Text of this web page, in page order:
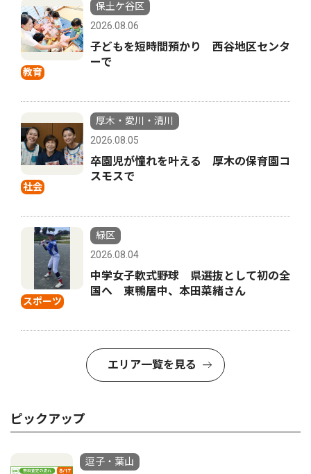
教育
保土ケ谷区
2026.08.06
子どもを短時間預かり 西谷地区センタ
ーで
社会
厚木・愛川・清川
2026.08.05
卒園児が憧れを叶える 厚木の保育園コ
スモスで
スポーツ
緑区
2026.08.04
中学女子軟式野球 県選抜として初の全
国へ 東鴨居中、本田菜緒さん
エリア一覧を見る
ピックアップ
逗子・葉山